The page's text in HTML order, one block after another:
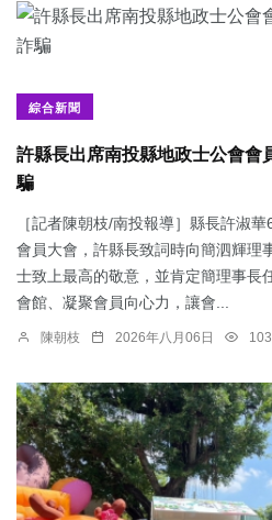
綜合新聞
許縣長出席南投縣地政士公會會
騙
［記者陳朝枝/南投報導］縣長許淑
會員大會，許縣長致詞時向簡泗輝理
士致上最高的敬意，並肯定簡理事長
會館、凝聚會員向心力，讓會...
陳朝枝 2026年八月06日